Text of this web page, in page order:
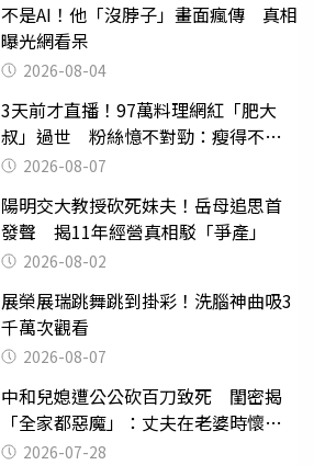
不是AI！他「沒脖子」畫面瘋傳 真相
曝光網看呆
2026-08-04
3天前才直播！97萬料理網紅「肥大
叔」過世 粉絲憶不對勁：瘦得不合
理 2026-08-07
陽明交大教授砍死妹夫！岳母追思首
發聲 揭11年經營真相駁「爭產」
2026-08-02
展榮展瑞跳舞跳到掛彩！洗腦神曲吸3
千萬次觀看
2026-08-07
中和兒媳遭公公砍百刀致死 閨密揭
「全家都惡魔」：丈夫在老婆時懷孕
摔東西
2026-07-28